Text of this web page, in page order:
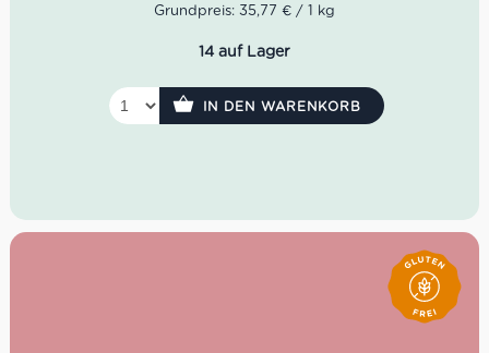
Grundpreis: 35,77 € / 1 kg
14 auf Lager
IN DEN WARENKORB